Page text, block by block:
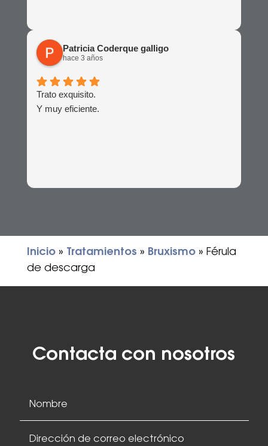
Patricia Coderque galligo
hace 3 años
Trato exquisito.
Y muy eficiente.
Inicio» Tratamientos » Bruxismo» Férula
de descarga
Contacta con nosotros